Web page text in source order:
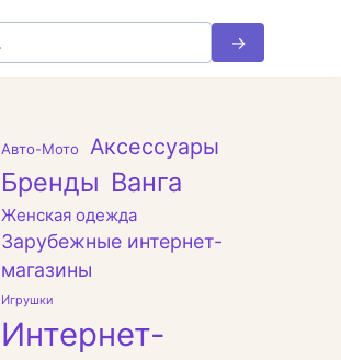
Авто-Мото Аксессуары
Бренды Ванга
Женская одежда
Зарубежные интернет-
магазины
Игрушки
Интернет-